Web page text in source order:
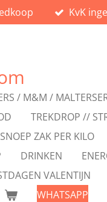
KvK
/ M&M /
TREKDROP //
ZAK PER KILO
DRINKEN
VALENTIJN
WHATSAPP